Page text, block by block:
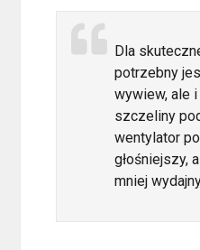
Dla
potrzebny
wywiew, ale
szczeliny
wentylator
głośniejszy,
mniej